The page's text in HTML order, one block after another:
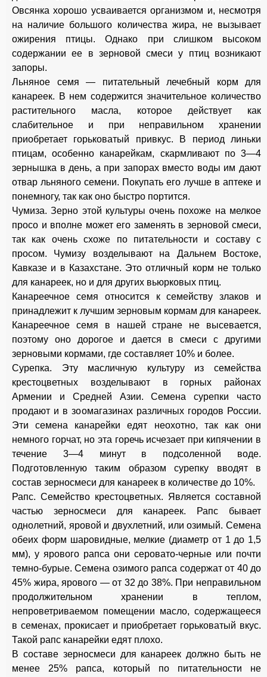
Овсянка хорошо усваивается организмом и, несмотря
на наличие большого количества жира, не вызывает
ожирения птицы. Однако при слишком высоком
содержании ее в зерновой смеси у птиц возникают
запоры.
Льняное семя — питательный лечебный корм для
канареек. В нем содержится значительное количество
растительного масла, которое действует как
слабительное и при неправильном хранении
приобретает горьковатый привкус. В период линьки
птицам, особенно канарейкам, скармливают по 3—4
зернышка в день, а при запорах вместо воды им дают
отвар льняного семени. Покупать его лучше в аптеке и
понемногу, так как оно быстро портится.
Чумиза. Зерно этой культуры очень похоже на мелкое
просо и вполне может его заменять в зерновой смеси,
так как очень схоже по питательности и составу с
просом. Чумизу возделывают на Дальнем Востоке,
Кавказе и в Казахстане. Это отличный корм не только
для канареек, но и для других вьюрковых птиц.
Канареечное семя относится к семейству злаков и
принадлежит к лучшим зерновым кормам для канареек.
Канареечное семя в нашей стране не высевается,
поэтому оно дорогое и дается в смеси с другими
зерновыми кормами, где составляет 10% и более.
Сурепка. Эту масличную культуру из семейства
крестоцветных возделывают в горных районах
Армении и Средней Азии. Семена сурепки часто
продают и в зоомагазинах различных городов России.
Эти семена канарейки едят неохотно, так как они
немного горчат, но эта горечь исчезает при кипячении в
течение 3—4 минут в подсоленной воде.
Подготовленную таким образом сурепку вводят в
состав зерносмеси для канареек в количестве до 10%.
Рапс. Семейство крестоцветных. Является составной
частью зерносмеси для канареек. Рапс бывает
однолетний, яровой и двухлетний, или озимый. Семена
обеих форм шаровидные, мелкие (диаметр от 1 до 1,5
мм), у ярового рапса они серовато-черные или почти
темно-бурые. Семена озимого рапса содержат от 40 до
45% жира, ярового — от 32 до 38%. При неправильном
продолжительном хранении в теплом,
непроветриваемом помещении масло, содержащееся
в семенах, прокисает и приобретает горьковатый вкус.
Такой рапс канарейки едят плохо.
В составе зерносмеси для канареек должно быть не
менее 25% рапса, который по питательности не